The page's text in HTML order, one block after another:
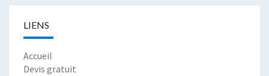
LIENS
Accueil
Devis gratuit